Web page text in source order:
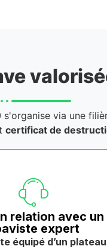
s'organise via une
certificat de
relation avec un
expert
équipé d’un